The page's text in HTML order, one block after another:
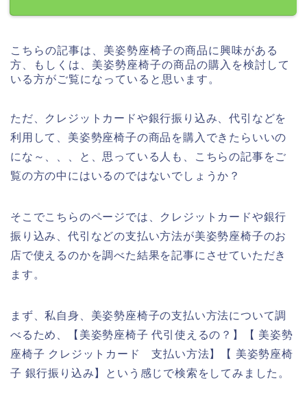
こちらの記事は、美姿勢座椅子の商品に興味がある
方、もしくは、美姿勢座椅子の商品の購入を検討して
いる方がご覧になっていると思います。
ただ、クレジットカードや銀行振り込み、代引などを
利用して、美姿勢座椅子の商品を購入できたらいいの
にな～、、、と、思っている人も、こちらの記事をご
覧の方の中にはいるのではないでしょうか？
そこでこちらのページでは、クレジットカードや銀行
振り込み、代引などの支払い方法が美姿勢座椅子のお
店で使えるのかを調べた結果を記事にさせていただき
ます。
まず、私自身、美姿勢座椅子の支払い方法について調
べるため、【美姿勢座椅子 代引使えるの？】【 美姿勢
座椅子 クレジットカード 支払い方法】【 美姿勢座椅
子 銀行振り込み】という感じで検索をしてみました。